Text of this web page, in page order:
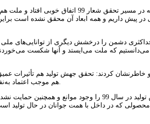
مقام معظم رهبری در بخشی از سخنان خود مبنی
پیش داریم و همه ابعاد آن محقق نشده است
می‌دانستیم که ملت می‌ایستد و آنها شکست
و خاطرنشان کردند: تحقق جهش تولید هم تأثیرات
حضرت آیت‌الله خامنه‌ای علت تحقق نیافتن کامل جهش تولید
که در داخل با همت جوانان در حال تولید